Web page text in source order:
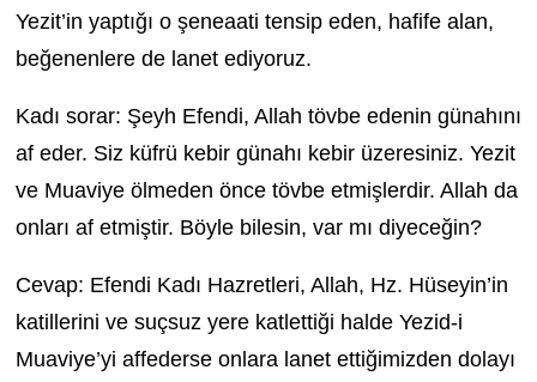
Yezit’in yaptığı o şeneaati tensip eden, hafife alan,
beğenenlere de lanet ediyoruz.
Kadı sorar: Şeyh Efendi, Allah tövbe edenin günahını
af eder. Siz küfrü kebir günahı kebir üzeresiniz. Yezit
ve Muaviye ölmeden önce tövbe etmişlerdir. Allah da
onları af etmiştir. Böyle bilesin, var mı diyeceğin?
Cevap: Efendi Kadı Hazretleri, Allah, Hz. Hüseyin’in
katillerini ve suçsuz yere katlettiği halde Yezid-i
Muaviye’yi affederse onlara lanet ettiğimizden dolayı